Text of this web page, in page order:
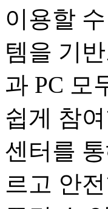
이용할
템을 기
과 PC 모
쉽게 참
센터를
르고 안